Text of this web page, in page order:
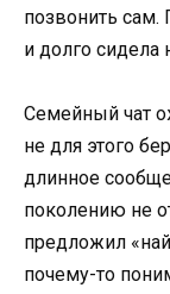
позвонить сам.
и долго сидела
Семейный чат
не для этого
длинное
поколению не
предложил
почему-то